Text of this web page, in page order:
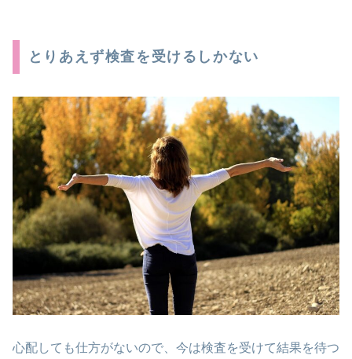
とりあえず検査を受けるしかない
心配しても仕方がないので、今は検査を受けて結果を待つ